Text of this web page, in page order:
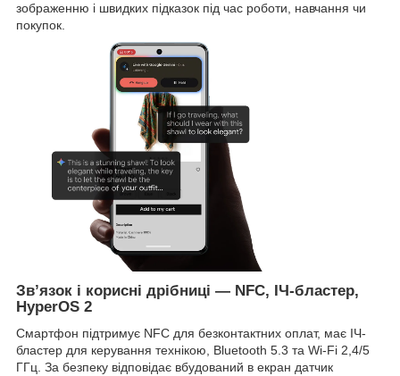
зображенню і швидких підказок під час роботи, навчання чи
покупок.
Зв’язок і корисні дрібниці — NFC, ІЧ-бластер,
HyperOS 2
Смартфон підтримує NFC для безконтактних оплат, має ІЧ-
бластер для керування технікою, Bluetooth 5.3 та Wi-Fi 2,4/5
ГГц. За безпеку відповідає вбудований в екран датчик